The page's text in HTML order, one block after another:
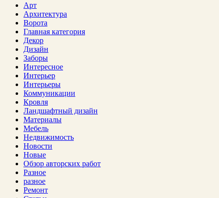
Арт
Архитектура
Ворота
Главная категория
Декор
Дизайн
Заборы
Интересное
Интерьер
Интерьеры
Коммуникации
Кровля
Ландшафтный дизайн
Материалы
Мебель
Недвижимость
Новости
Новые
Обзор авторских работ
Разное
разное
Ремонт